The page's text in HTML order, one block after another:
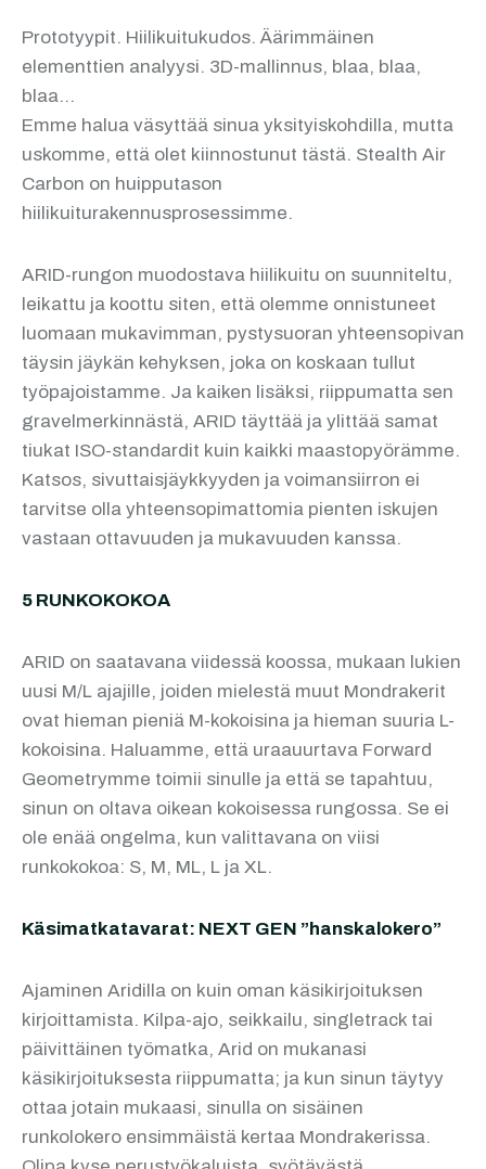
Prototyypit. Hiilikuitukudos. Äärimmäinen
elementtien analyysi. 3D-mallinnus, blaa, blaa,
blaa…
Emme halua väsyttää sinua yksityiskohdilla, mutta
uskomme, että olet kiinnostunut tästä. Stealth Air
Carbon on huipputason
hiilikuiturakennusprosessimme.
ARID-rungon muodostava hiilikuitu on suunniteltu,
leikattu ja koottu siten, että olemme onnistuneet
luomaan mukavimman, pystysuoran yhteensopivan
täysin jäykän kehyksen, joka on koskaan tullut
työpajoistamme. Ja kaiken lisäksi, riippumatta sen
gravelmerkinnästä, ARID täyttää ja ylittää samat
tiukat ISO-standardit kuin kaikki maastopyörämme.
Katsos, sivuttaisjäykkyyden ja voimansiirron ei
tarvitse olla yhteensopimattomia pienten iskujen
vastaan ottavuuden ja mukavuuden kanssa.
5 RUNKOKOKOA
ARID on saatavana viidessä koossa, mukaan lukien
uusi M/L ajajille, joiden mielestä muut Mondrakerit
ovat hieman pieniä M-kokoisina ja hieman suuria L-
kokoisina. Haluamme, että uraauurtava Forward
Geometrymme toimii sinulle ja että se tapahtuu,
sinun on oltava oikean kokoisessa rungossa. Se ei
ole enää ongelma, kun valittavana on viisi
runkokokoa: S, M, ML, L ja XL.
Käsimatkatavarat: NEXT GEN ”hanskalokero”
Ajaminen Aridilla on kuin oman käsikirjoituksen
kirjoittamista. Kilpa-ajo, seikkailu, singletrack tai
päivittäinen työmatka, Arid on mukanasi
käsikirjoituksesta riippumatta; ja kun sinun täytyy
ottaa jotain mukaasi, sinulla on sisäinen
runkolokero ensimmäistä kertaa Mondrakerissa.